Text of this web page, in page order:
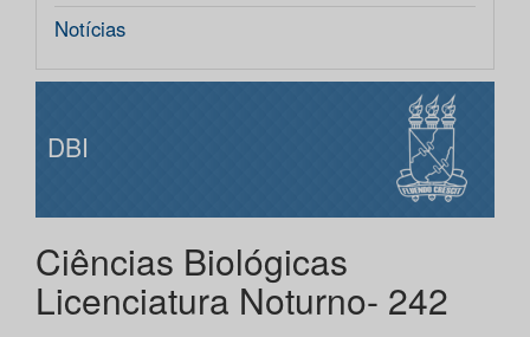
Notícias
DBI
Ciências Biológicas
Licenciatura Noturno- 242